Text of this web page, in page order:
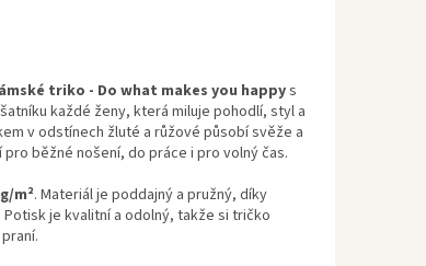
triko - Do what makes you happys
každé ženy, která miluje pohodlí, styl a
v odstínech žluté a růžové působí svěže a
běžné nošení, do práce i pro volný čas.
m². Materiál je poddajný a pružný, díky
je kvalitní a odolný, takže si tričko